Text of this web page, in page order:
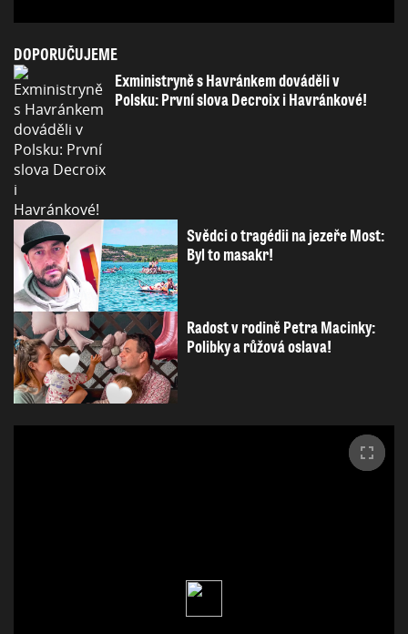
DOPORUČUJEME
Exministryně s Havránkem dováděli v
Polsku: První slova Decroix i Havránkové!
Svědci o tragédii na jezeře Most:
Byl to masakr!
Radost v rodině Petra Macinky:
Polibky a růžová oslava!